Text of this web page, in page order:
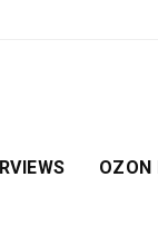
OZON